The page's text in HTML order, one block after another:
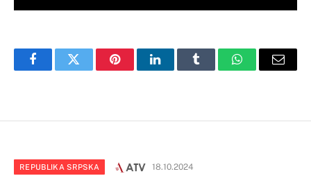
FacebookTwitter PinterestLinkedInTumblr WhatsAppEmail
REPUBLIKA SRPSKA 18.10.2024